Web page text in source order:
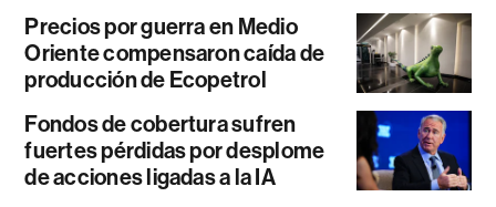
Precios por guerra en Medio
Oriente compensaron caída de
producción de Ecopetrol
Fondos de cobertura sufren
fuertes pérdidas por desplome
de acciones ligadas a la IA